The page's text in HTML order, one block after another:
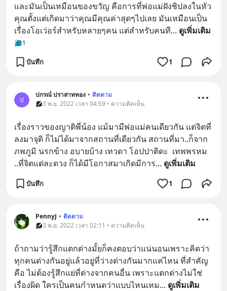
และมันเป็นเหมือนของขวัญ คือการที่พ่อแม่ฝังชิปลงในหัว
คุณตั้งแต่เกิดมาว่าคุณมีคุณค่าสุดๆไปเลย มันเหมือนเป็น
เรื่องโอเว่อร์สำหรับหลายๆคน แต่สำหรับคนที... ดูเพิ่มเติม
1
บันทึก 1
ป
ปกรณ์ ปราสาททอง • ติดตาม
3 พ.ย. 2022 เวลา 04:59 • ความคิดเห็น
เรื่องราวของญาติพี่น้อง แม้มามีพ่อแม่คนเดียวกัน แต่จิตที่
ลงมาจุติ ก็ไม่ได้มาจากสถานที่เดียวกัน สถานที่มา..ก็จาก
ภพภูมิ นรกข้าง อบายบ้าง เทวดา โอปปาติดะ  เทพพรหม
..ที่จิตแต่ละดวง ก็ได้มีโอกาสมาเกิดมีการ... ดูเพิ่มเติม
บันทึก 1
PennyJ • ติดตาม
3 พ.ย. 2022 เวลา 02:11 • ความคิดเห็น
ถ้าถามว่ารู้สึกแตกต่างมั้ยก็คงตอบว่าแน่นอนเพราะคิดว่า
ทุกคนต่างกันอยู่แล้วอยู่ที่ว่างต่างกันมากแค่ไหน ที่สำคัญ
คือ ไม่ต้องรู้สึกแย่ที่ต่างจากคนอื่น เพราะแตกต่างไม่ใช่
เรื่องผิด ใครเป็นคนกำหนดว่าแบบไหนเหม... ดูเพิ่มเติม